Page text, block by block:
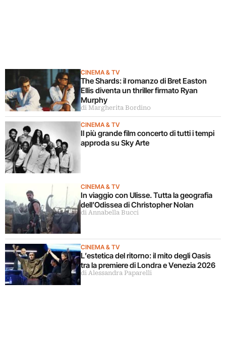
CINEMA & TV
The Shards: il romanzo di Bret Easton
Ellis diventa un thriller firmato Ryan
Murphy
di Margherita Bordino
CINEMA & TV
Il più grande film concerto di tutti i tempi
approda su Sky Arte
CINEMA & TV
In viaggio con Ulisse. Tutta la geografia
dell’Odissea di Christopher Nolan
di Annabella Bucci
CINEMA & TV
L’estetica del ritorno: il mito degli Oasis
tra la premiere di Londra e Venezia 2026
di Alessandra Paparelli